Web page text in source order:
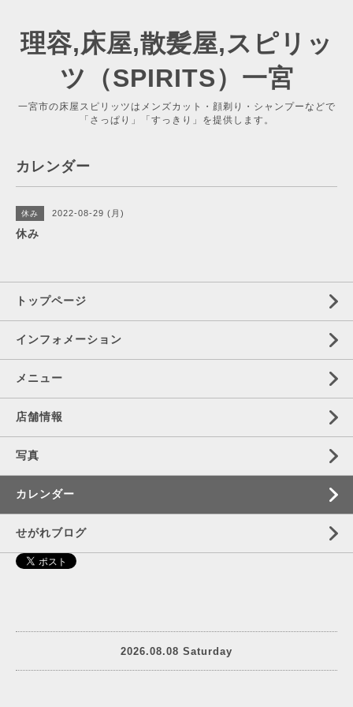
理容,床屋,散髪屋,スピリッ
ツ（SPIRITS）一宮
一宮市の床屋スピリッツはメンズカット・顔剃り・シャンプーなどで
「さっぱり」「すっきり」を提供します。
カレンダー
休み 2022-08-29 (月)
休み
トップページ
インフォメーション
メニュー
店舗情報
写真
カレンダー
せがれブログ
2026.08.08 Saturday